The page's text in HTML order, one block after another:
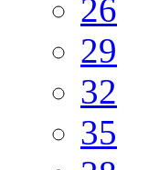
26
29
32
35